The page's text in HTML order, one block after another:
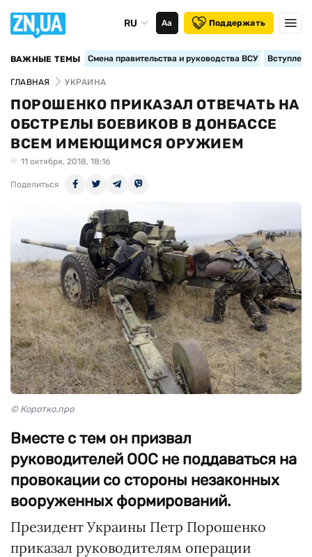
RU Аа Поддержать
ВАЖНЫЕ ТЕМЫ Смена правительства и руководства ВСУ
ГЛАВНАЯ УКРАИНА
ПОРОШЕНКО ПРИКАЗАЛ ОТВЕЧАТЬ НА
ОБСТРЕЛЫ БОЕВИКОВ В ДОНБАССЕ
ВСЕМ ИМЕЮЩИМСЯ ОРУЖИЕМ
11 октября, 2018, 18:16
Поделиться
© Коротко.про
Вместе с тем он призвал
руководителей ООС не поддаваться на
провокации со стороны незаконных
вооруженных формирований.
Президент Украины Петр Порошенко
приказал руководителям операции